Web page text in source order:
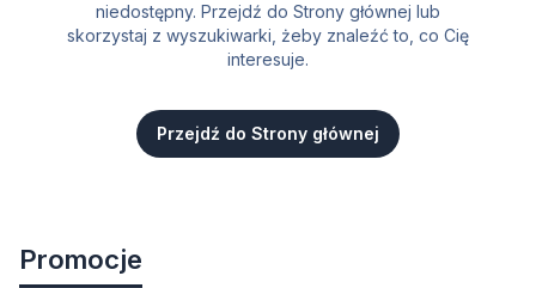
niedostępny. Przejdź do Strony głównej lub
skorzystaj z wyszukiwarki, żeby znaleźć to, co Cię
interesuje.
Przejdź do Strony głównej
Promocje